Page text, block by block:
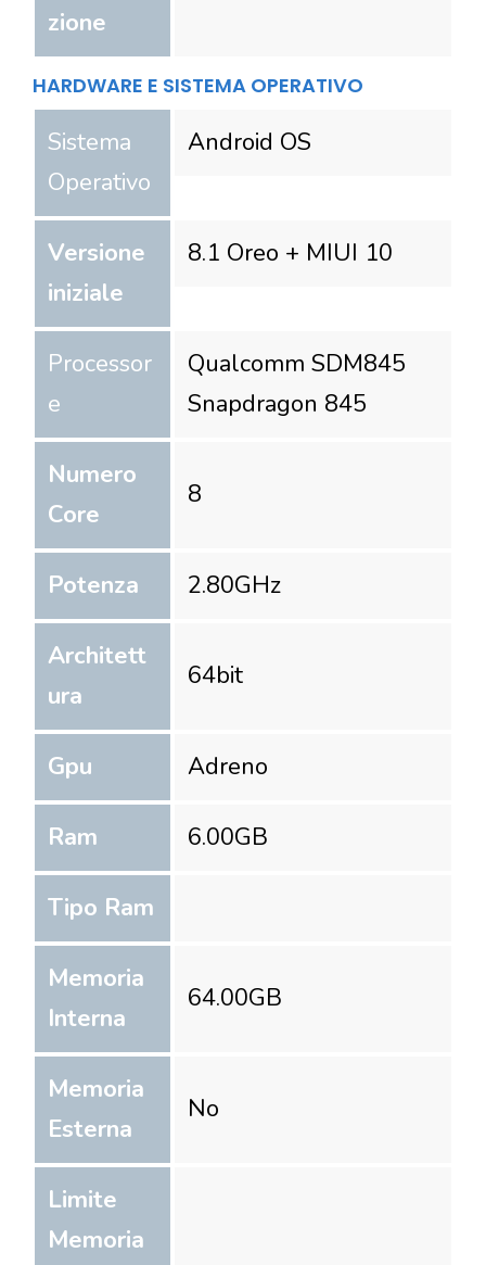
zione
HARDWARE E SISTEMA OPERATIVO
Sistema
Operativo
Android OS
Versione
iniziale
8.1 Oreo + MIUI 10
Processor
e
Qualcomm SDM845
Snapdragon 845
Numero
Core
8
Potenza 2.80GHz
Architett
ura
64bit
Gpu Adreno
Ram 6.00GB
Tipo Ram
Memoria
Interna
64.00GB
Memoria
Esterna
No
Limite
Memoria